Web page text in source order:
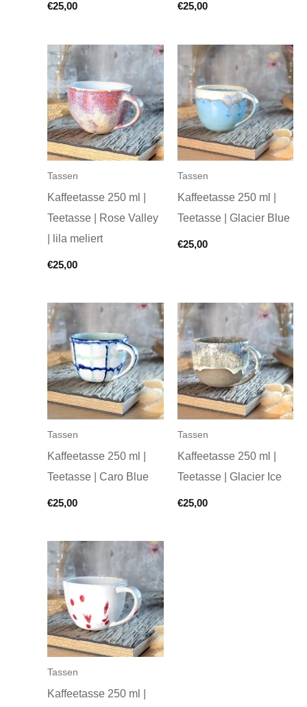
€25,00 €25,00
Tassen
Kaffeetasse 250 ml |
Teetasse | Rose Valley
| lila meliert
€25,00
Tassen
Kaffeetasse 250 ml |
Teetasse | Glacier Blue
€25,00
Tassen
Kaffeetasse 250 ml |
Teetasse | Caro Blue
€25,00
Tassen
Kaffeetasse 250 ml |
Teetasse | Glacier Ice
€25,00
Tassen
Kaffeetasse 250 ml |